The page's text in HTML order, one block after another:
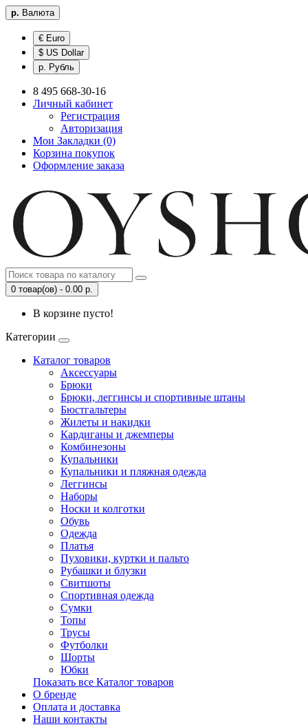
р. Валюта
€ Euro
$ US Dollar
р. Рубль
8 495 668-30-16
Личный кабинет
Регистрация
Авторизация
Мои Закладки (0)
Корзина покупок
Оформление заказа
0 товар(ов) - 0.00 р.
В корзине пусто!
Категории
Каталог товаров
Аксессуары
Брюки
Брюки, леггинсы и спортивные штаны
Бюстгальтеры
Жилеты и накидки
Кардиганы и джемперы
Комбинезоны
Купальники
Купальники и пляжная одежда
Леггинсы
Наборы
Носки и колготки
Обувь
Одежда
Платья
Пуховики, куртки и пальто
Рубашки и блузки
Свитшоты
Спортивная одежда
Сумки
Топы
Трусы
Футболки
Шорты
Юбки
Показать все Каталог товаров
О бренде
Оплата и доставка
Наши контакты